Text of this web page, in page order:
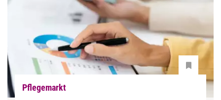
Pflegemarkt